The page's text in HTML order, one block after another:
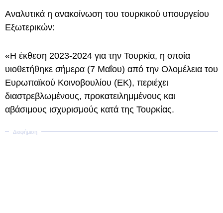
Αναλυτικά η ανακοίνωση του τουρκικού υπουργείου
Εξωτερικών:
«Η έκθεση 2023-2024 για την Τουρκία, η οποία
υιοθετήθηκε σήμερα (7 Μαΐου) από την Ολομέλεια του
Ευρωπαϊκού Κοινοβουλίου (ΕΚ), περιέχει
διαστρεβλωμένους, προκατειλημμένους και
αβάσιμους ισχυρισμούς κατά της Τουρκίας.